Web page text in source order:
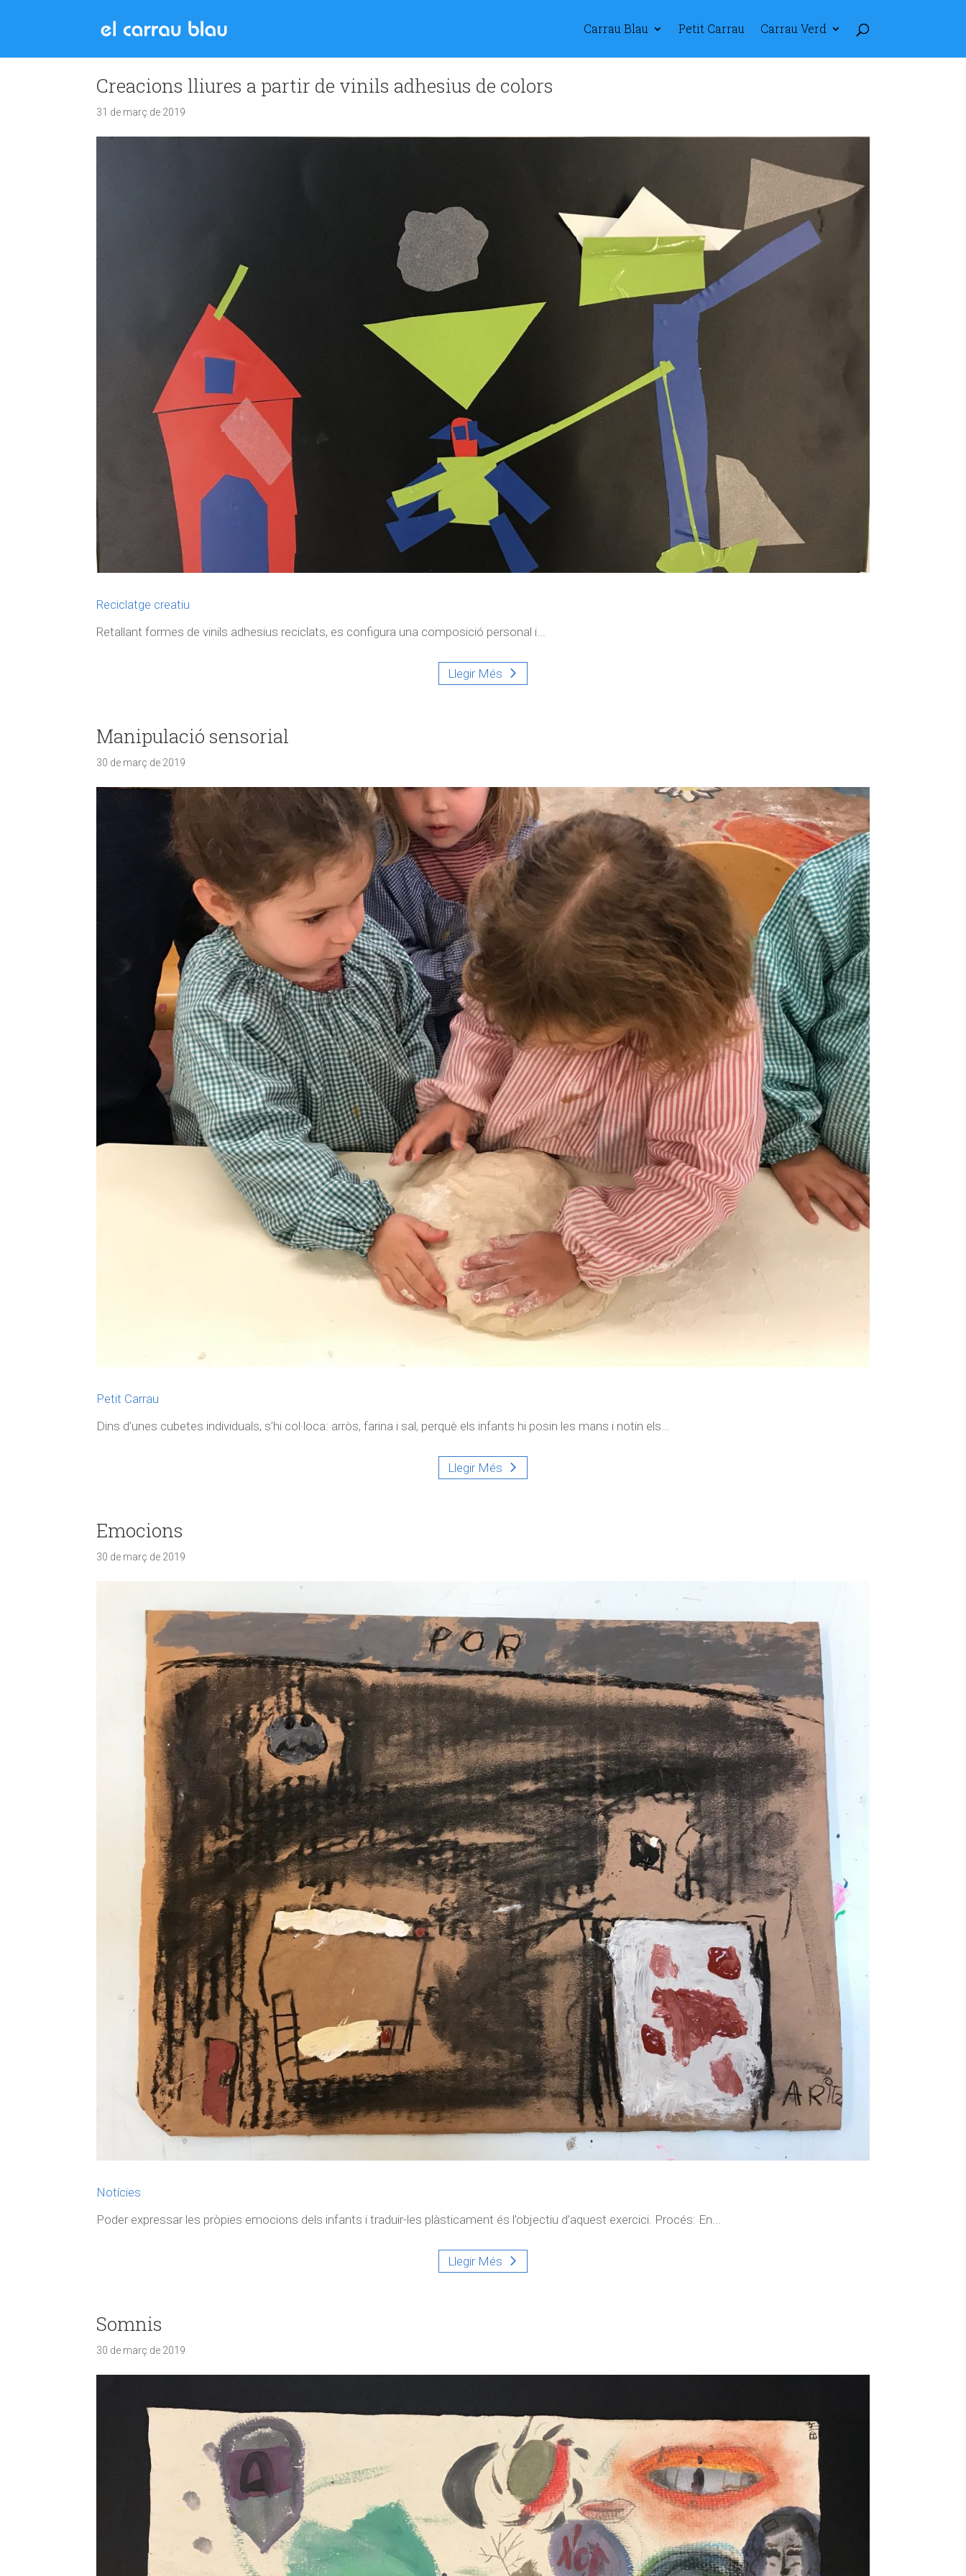
Carrau Blau Petit Carrau Carrau Verd
Creacions lliures a partir de vinils adhesius de colors
31 de març de 2019
Reciclatge creatiu
Retallant formes de vinils adhesius reciclats, es configura una composició personal i...
Llegir Més
Manipulació sensorial
30 de març de 2019
Petit Carrau
Dins d’unes cubetes individuals, s’hi col·loca: arròs, farina i sal, perquè els infants hi posin les mans i notin els...
Llegir Més
Emocions
30 de març de 2019
Notícies
Poder expressar les pròpies emocions dels infants i traduir-les plàsticament és l’objectiu d’aquest exercici. Procés: En...
Llegir Més
Somnis
30 de març de 2019